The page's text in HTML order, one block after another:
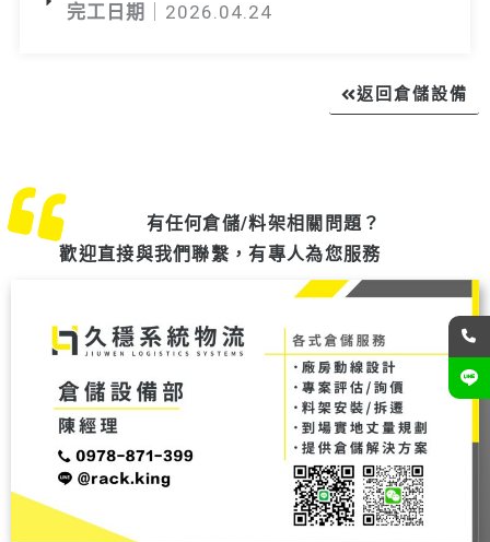
完工日期 ｜2026.04.24
返回倉儲設備
有任何倉儲/料架相關問題？
歡迎直接與我們聯繫，有專人為您服務